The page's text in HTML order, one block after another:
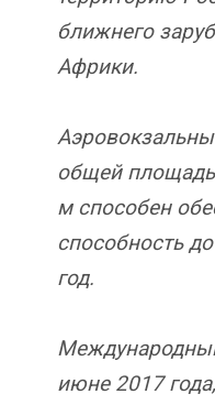
ближнего
Африки.
общей
м способен
способность
год.
июне 2017